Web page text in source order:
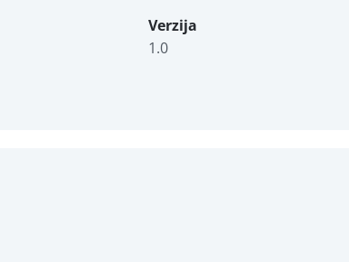
Verzija
1.0